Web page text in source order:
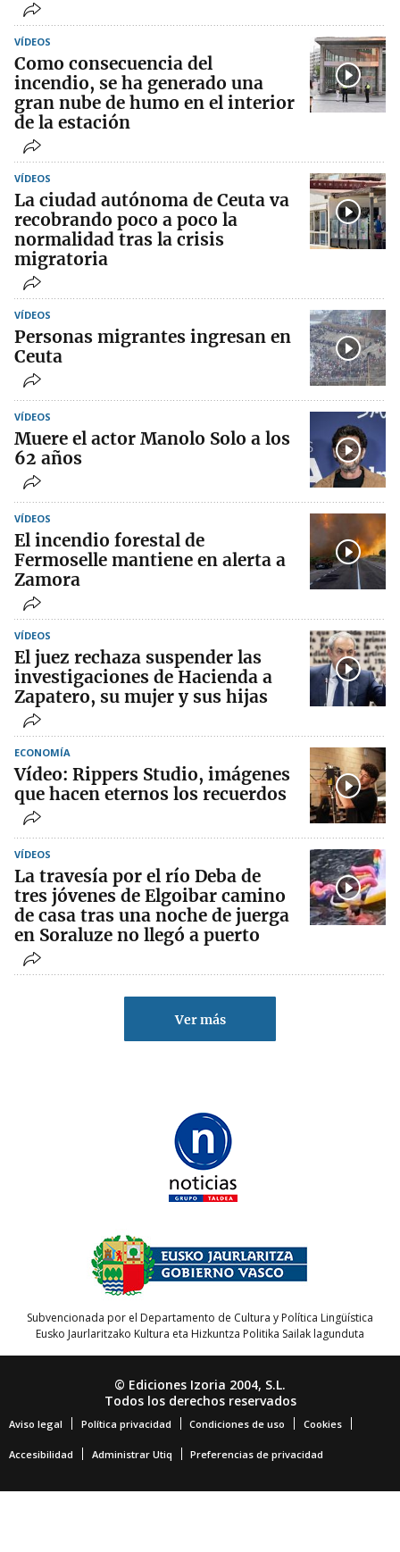
VÍDEOS
Como consecuencia del
incendio, se ha generado una
gran nube de humo en el interior
de la estación
VÍDEOS
La ciudad autónoma de Ceuta va
recobrando poco a poco la
normalidad tras la crisis
migratoria
VÍDEOS
Personas migrantes ingresan en
Ceuta
VÍDEOS
Muere el actor Manolo Solo a los
62 años
VÍDEOS
El incendio forestal de
Fermoselle mantiene en alerta a
Zamora
VÍDEOS
El juez rechaza suspender las
investigaciones de Hacienda a
Zapatero, su mujer y sus hijas
ECONOMÍA
Vídeo: Rippers Studio, imágenes
que hacen eternos los recuerdos
VÍDEOS
La travesía por el río Deba de
tres jóvenes de Elgoibar camino
de casa tras una noche de juerga
en Soraluze no llegó a puerto
Ver más
Subvencionada por el Departamento de Cultura y Política Lingüística
Eusko Jaurlaritzako Kultura eta Hizkuntza Politika Sailak lagunduta
© Ediciones Izoria 2004, S.L.
Todos los derechos reservados
Aviso legal Política privacidad Condiciones de uso Cookies
Accesibilidad Administrar Utiq Preferencias de privacidad